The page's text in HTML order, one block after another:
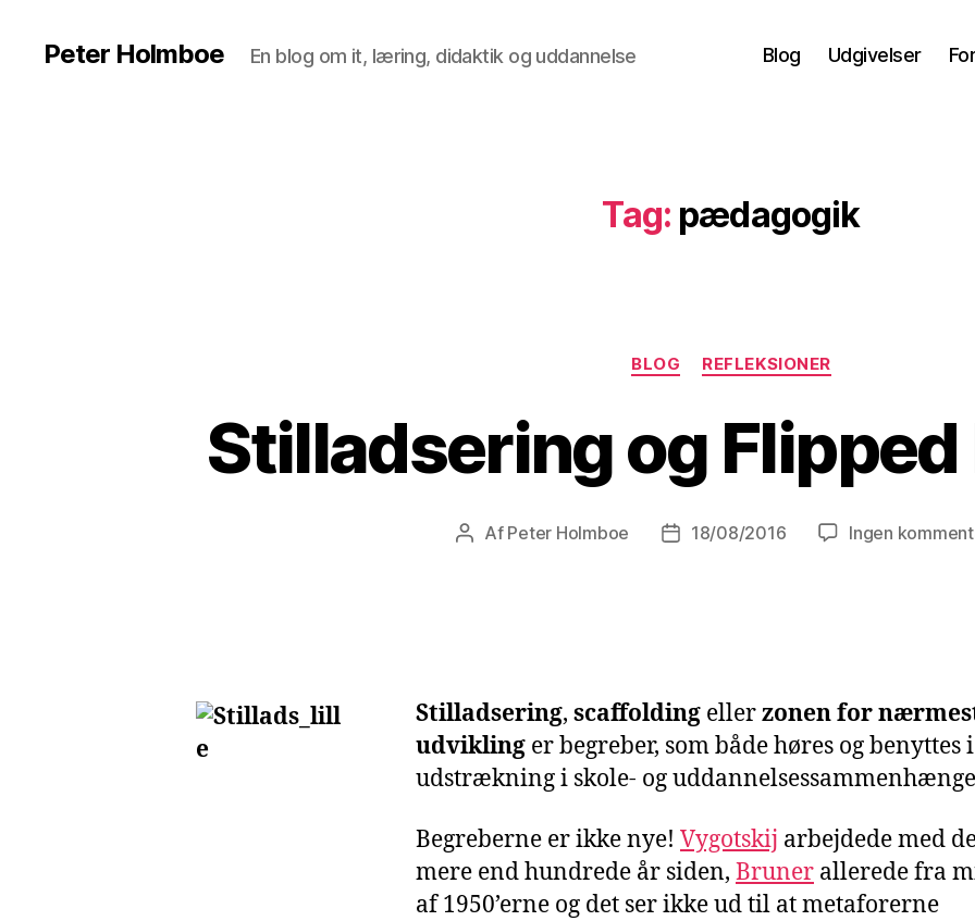
Peter Holmboe En blog om it, læring, didaktik og uddannelse Blog Udgivelser
Tag: pædagogik
Kategorier
BLOG REFLEKSIONER
Stilladsering og
Indlægsforfatter
Af Peter Holmboe Indlægsdato
18/08/2016 Ingen
Stilladsering, scaffolding ellerzonen for
udvikling er begreber, som både høres og benyttes
udstrækning i skole- og
Begreberne er ikke nye! Vygotskij arbejdede med
mere end hundrede år siden, Bruner allerede fra
af 1950’erne og det ser ikke ud til at metaforerne